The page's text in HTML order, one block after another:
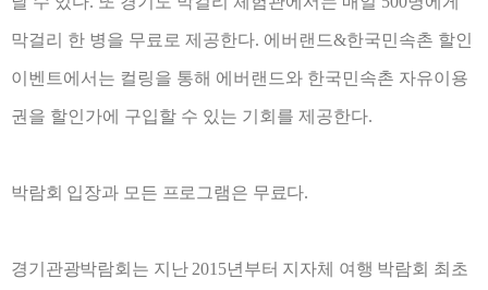
막걸리 한 병을 무료로 제공한다. 에버랜드&한국민속촌 할인
이벤트에서는 컬링을 통해 에버랜드와 한국민속촌 자유이용
권을 할인가에 구입할 수 있는 기회를 제공한다.
박람회 입장과 모든 프로그램은 무료다.
경기관광박람회는 지난 2015년부터 지자체 여행 박람회 최초